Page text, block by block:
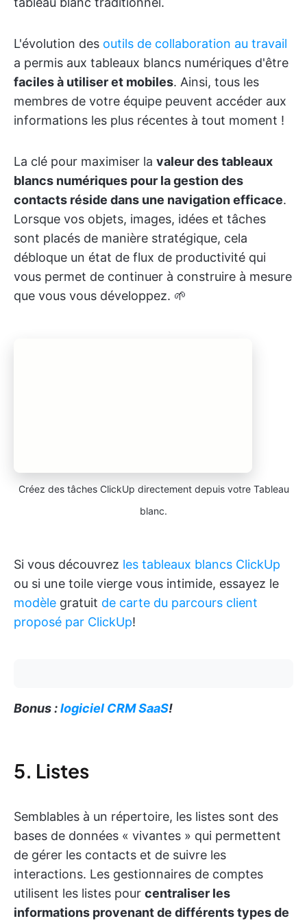
L'évolution des outils de collaboration au travail
a permis aux tableaux blancs numériques d'être
faciles à utiliser et mobiles. Ainsi, tous les
membres de votre équipe peuvent accéder aux
informations les plus récentes à tout moment !
La clé pour maximiser la valeur des tableaux
blancs numériques pour la gestion des
contacts réside dans une navigation efficace.
Lorsque vos objets, images, idées et tâches
sont placés de manière stratégique, cela
débloque un état de flux de productivité qui
vous permet de continuer à construire à mesure
que vous vous développez. 🌱
Créez des tâches ClickUp directement depuis votre Tableau
blanc.
Si vous découvrez les tableaux blancs ClickUp
ou si une toile vierge vous intimide, essayez le
modèle gratuit de carte du parcours client
proposé par ClickUp!
Bonus :logiciel CRM SaaS!
5. Listes
Semblables à un répertoire, les listes sont des
bases de données « vivantes » qui permettent
de gérer les contacts et de suivre les
interactions. Les gestionnaires de comptes
utilisent les listes pour centraliser les
informations provenant de différents types de